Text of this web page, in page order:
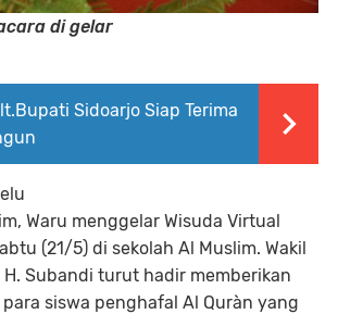
di gelar
Sidoarjo Siap Terima
Waru menggelar Wisuda Virtual
(21/5) di sekolah Al Muslim. Wakil
Subandi turut hadir memberikan
siswa penghafal Al Quràn yang